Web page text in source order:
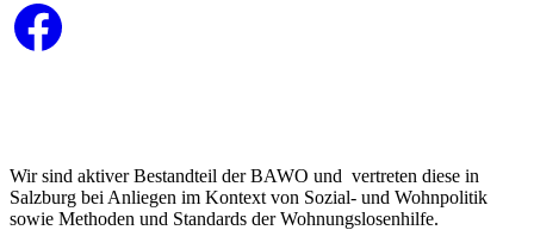
Facebook
Wir sind aktiver Bestandteil der BAWO und vertreten diese in
Salzburg bei Anliegen im Kontext von Sozial- und Wohnpolitik
sowie Methoden und Standards der Wohnungslosenhilfe.